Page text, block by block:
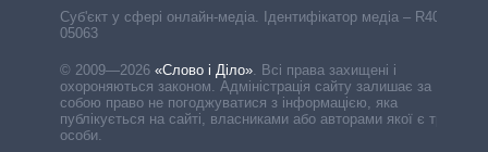
Cуб'єкт у сфері онлайн-медіа. Ідентифікатор медіа – R40-
05063
© 2009—2026 «Слово і Діло». Всі права захищені і
охороняються законом. Адміністрація сайту залишає за
собою право не погоджуватися з інформацією, яка
публікується на сайті, власниками або авторами якої є треті
особи.